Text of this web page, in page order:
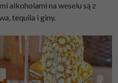
alkoholami na weselu są z
tequila i giny.